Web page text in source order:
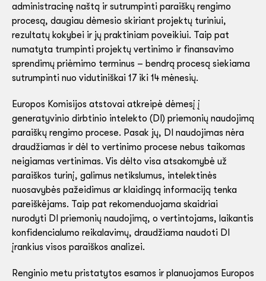
administracinę naštą ir sutrumpinti paraiškų rengimo
procesą, daugiau dėmesio skiriant projektų turiniui,
rezultatų kokybei ir jų praktiniam poveikiui. Taip pat
numatyta trumpinti projektų vertinimo ir finansavimo
sprendimų priėmimo terminus – bendrą procesą siekiama
sutrumpinti nuo vidutiniškai 17 iki 14 mėnesių.
Europos Komisijos atstovai atkreipė dėmesį į
generatyvinio dirbtinio intelekto (DI) priemonių naudojimą
paraiškų rengimo procese. Pasak jų, DI naudojimas nėra
draudžiamas ir dėl to vertinimo procese nebus taikomas
neigiamas vertinimas. Vis dėlto visa atsakomybė už
paraiškos turinį, galimus netikslumus, intelektinės
nuosavybės pažeidimus ar klaidingą informaciją tenka
pareiškėjams. Taip pat rekomenduojama skaidriai
nurodyti DI priemonių naudojimą, o vertintojams, laikantis
konfidencialumo reikalavimų, draudžiama naudoti DI
įrankius visos paraiškos analizei.
Renginio metu pristatytos esamos ir planuojamos Europos